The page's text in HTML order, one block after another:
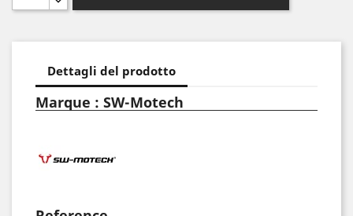
Dettagli del prodotto
Marque : SW-Motech